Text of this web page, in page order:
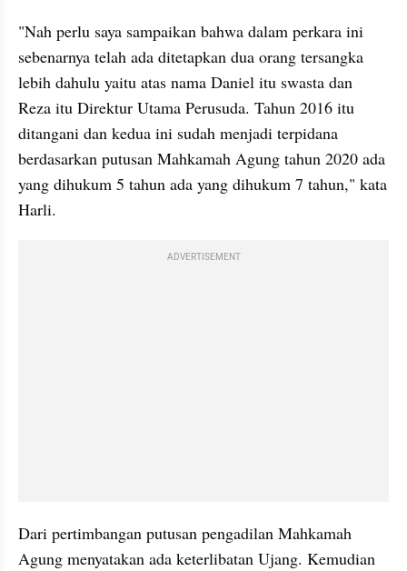
"Nah perlu saya sampaikan bahwa dalam perkara ini
sebenarnya telah ada ditetapkan dua orang tersangka
lebih dahulu yaitu atas nama Daniel itu swasta dan
Reza itu Direktur Utama Perusuda. Tahun 2016 itu
ditangani dan kedua ini sudah menjadi terpidana
berdasarkan putusan Mahkamah Agung tahun 2020 ada
yang dihukum 5 tahun ada yang dihukum 7 tahun," kata
Harli.
ADVERTISEMENT
Dari pertimbangan putusan pengadilan Mahkamah
Agung menyatakan ada keterlibatan Ujang. Kemudian